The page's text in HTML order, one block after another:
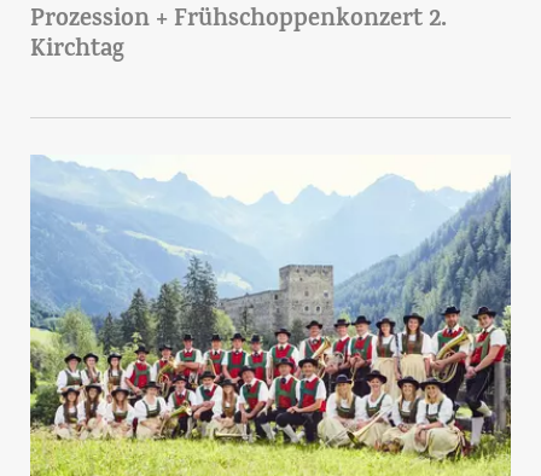
Prozession + Frühschoppenkonzert 2.
Kirchtag